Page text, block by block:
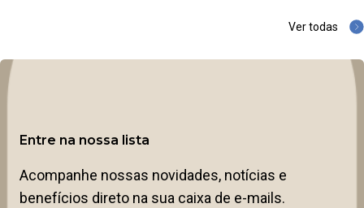
Ver todas
Entre na nossa lista
Acompanhe nossas novidades, notícias e
benefícios direto na sua caixa de e-mails.